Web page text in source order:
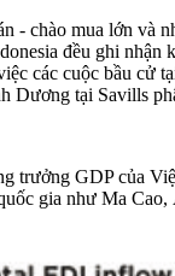
chào mua lớn và
đều ghi
các cuộc bầu
Dương tại Savills
GDP của
gia như Ma